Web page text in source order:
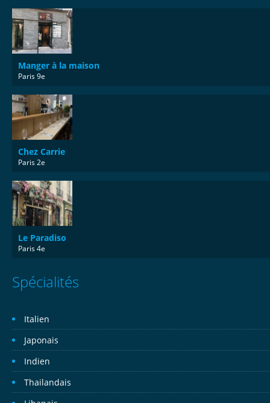
Manger à la maison
Paris 9e
Chez Carrie
Paris 2e
Le Paradiso
Paris 4e
Spécialités
Italien
Japonais
Indien
Thailandais